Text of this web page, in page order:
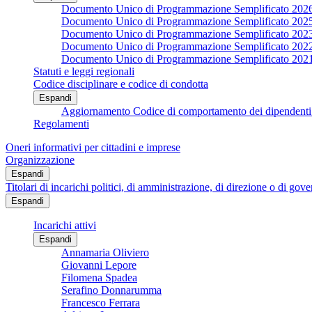
Documento Unico di Programmazione Semplificato
Documento Unico di Programmazione Semplificato
Documento Unico di Programmazione Semplificato
Documento Unico di Programmazione Semplificato
Documento Unico di Programmazione Semplificato
Statuti e leggi regionali
Codice disciplinare e codice di condotta
Espandi
Aggiornamento Codice di comportamento dei
Regolamenti
Oneri informativi per cittadini e imprese
Organizzazione
Espandi
Titolari di incarichi politici, di amministrazione, di direzione o di
Espandi
Incarichi attivi
Espandi
Annamaria Oliviero
Giovanni Lepore
Filomena Spadea
Serafino Donnarumma
Francesco Ferrara